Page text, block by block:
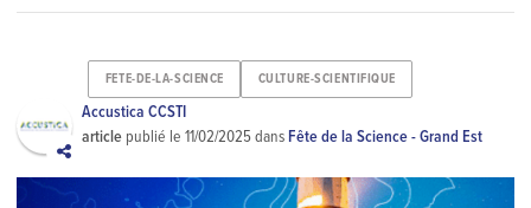
FETE-DE-LA-SCIENCE CULTURE-SCIENTIFIQUE
Accustica CCSTI
article publié le11/02/2025dans Fête de la Science - Grand Est